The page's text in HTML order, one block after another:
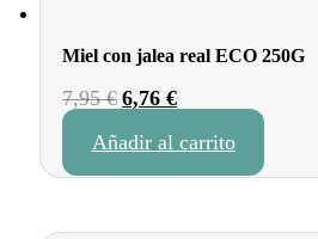
Miel con jalea real ECO 250G
7,95€ El
original
6,76€El
actual
Añadir al carrito